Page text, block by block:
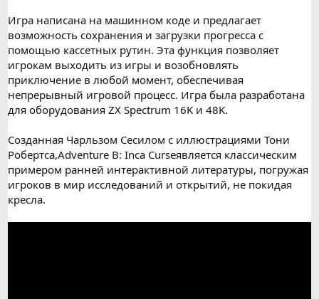
Игра написана на машинном коде и предлагает
возможность сохранения и загрузки прогресса с
помощью кассетных рутин. Эта функция позволяет
игрокам выходить из игры и возобновлять
приключение в любой момент, обеспечивая
непрерывный игровой процесс. Игра была разработана
для оборудования ZX Spectrum 16K и 48K.
Созданная Чарльзом Сесилом с иллюстрациями Тони
Робертса,Adventure B: Inca Curseявляется классическим
примером ранней интерактивной литературы, погружая
игроков в мир исследований и открытий, не покидая
кресла.